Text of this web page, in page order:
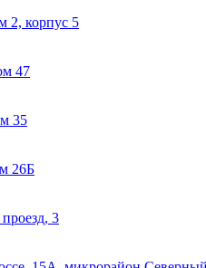
2, корпус 5
47
35
26Б
3